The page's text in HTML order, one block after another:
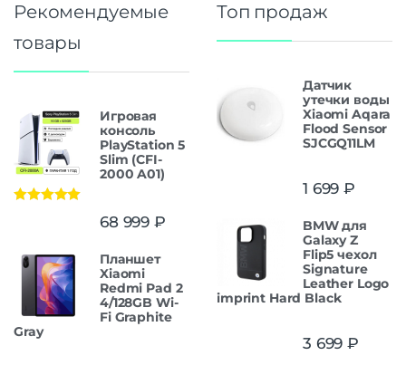
Рекомендуемые
товары
Игровая
консоль
PlayStation 5
Slim (CFI-
2000 A01)
68 999 ₽
Планшет
Xiaomi
Redmi Pad 2
4/128GB Wi-
Fi Graphite
Gray
Топ продаж
Датчик
утечки воды
Xiaomi Aqara
Flood Sensor
SJCGQ11LM
1 699 ₽
BMW для
Galaxy Z
Flip5 чехол
Signature
Leather Logo
imprint Hard Black
3 699 ₽